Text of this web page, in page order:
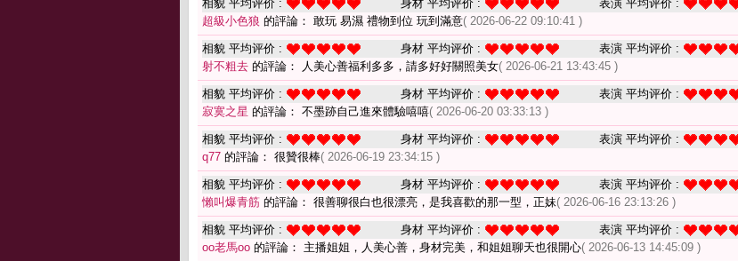
相貌 平均评价 : 身材 平均评价 : 表演 平均评价 :
超級小色狼 的評論： 敢玩 易濕 禮物到位 玩到滿意( 2026-06-22 09:10:41 )
相貌 平均评价 : 身材 平均评价 : 表演 平均评价 :
射不粗去 的評論： 人美心善福利多多，請多好好關照美女( 2026-06-21 13:43:45 )
相貌 平均评价 : 身材 平均评价 : 表演 平均评价 :
寂寞之星 的評論： 不墨跡自己進來體驗嘻嘻( 2026-06-20 03:33:13 )
相貌 平均评价 : 身材 平均评价 : 表演 平均评价 :
q77 的評論： 很贊很棒( 2026-06-19 23:34:15 )
相貌 平均评价 : 身材 平均评价 : 表演 平均评价 :
懶叫爆青筋 的評論： 很善聊很白也很漂亮，是我喜歡的那一型，正妹( 2026-06-16 23:13:26 )
相貌 平均评价 : 身材 平均评价 : 表演 平均评价 :
oo老馬oo 的評論： 主播姐姐，人美心善，身材完美，和姐姐聊天也很開心( 2026-06-13 14:45:09 )